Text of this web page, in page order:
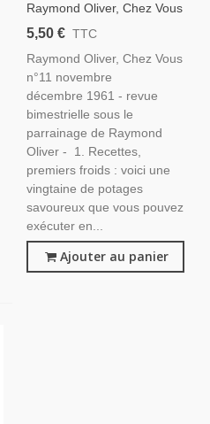
Raymond Oliver, Chez Vous
N°11 Nov 1961 - Magazine
Vintage
5,50 € TTC
Raymond Oliver, Chez Vous
n°11 novembre
décembre 1961 - revue
bimestrielle sous le
parrainage de Raymond
Oliver - 1. Recettes,
premiers froids : voici une
vingtaine de potages
savoureux que vous pouvez
exécuter en...
Ajouter au panier